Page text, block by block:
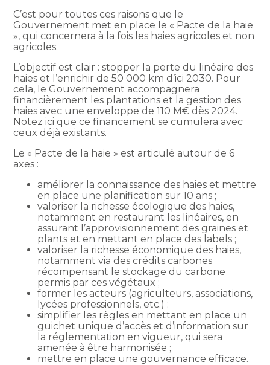
C’est pour toutes ces raisons que le
Gouvernement met en place le « Pacte de la haie
», qui concernera à la fois les haies agricoles et non
agricoles.
L’objectif est clair : stopper la perte du linéaire des
haies et l’enrichir de 50 000 km d’ici 2030. Pour
cela, le Gouvernement accompagnera
financièrement les plantations et la gestion des
haies avec une enveloppe de 110 M€ dès 2024.
Notez ici que ce financement se cumulera avec
ceux déjà existants.
Le « Pacte de la haie » est articulé autour de 6
axes :
améliorer la connaissance des haies et mettre
en place une planification sur 10 ans ;
valoriser la richesse écologique des haies,
notamment en restaurant les linéaires, en
assurant l’approvisionnement des graines et
plants et en mettant en place des labels ;
valoriser la richesse économique des haies,
notamment via des crédits carbones
récompensant le stockage du carbone
permis par ces végétaux ;
former les acteurs (agriculteurs, associations,
lycées professionnels, etc.) ;
simplifier les règles en mettant en place un
guichet unique d’accès et d’information sur
la réglementation en vigueur, qui sera
amenée à être harmonisée ;
mettre en place une gouvernance efficace.